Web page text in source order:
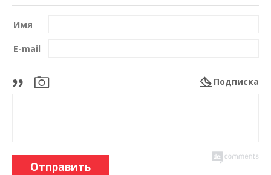
Имя
E-mail
Подписка
Отправить